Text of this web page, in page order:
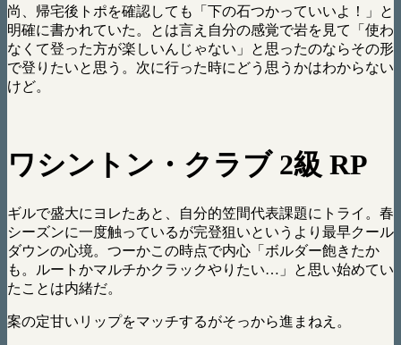
尚、帰宅後トポを確認しても「下の石つかっていいよ！」と
明確に書かれていた。とは言え自分の感覚で岩を見て「使わ
なくて登った方が楽しいんじゃない」と思ったのならその形
で登りたいと思う。次に行った時にどう思うかはわからない
けど。
ワシントン・クラブ 2級 RP
ギルで盛大にヨレたあと、自分的笠間代表課題にトライ。春
シーズンに一度触っているが完登狙いというより最早クール
ダウンの心境。つーかこの時点で内心「ボルダー飽きたか
も。ルートかマルチかクラックやりたい…」と思い始めてい
たことは内緒だ。
案の定甘いリップをマッチするがそっから進まねえ。